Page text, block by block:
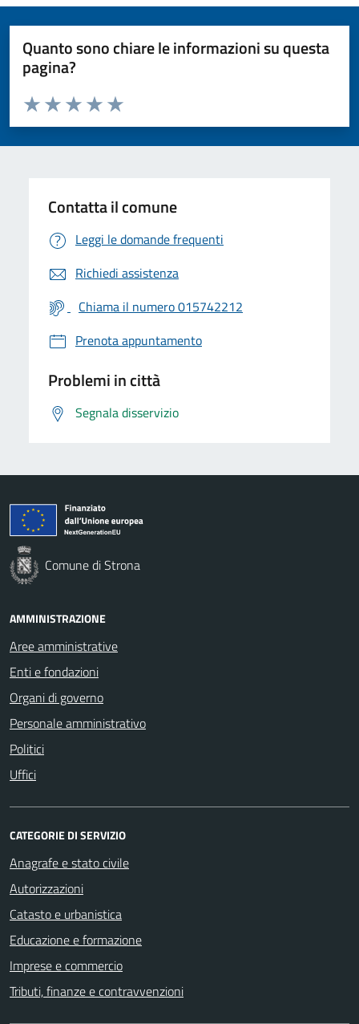
Quanto sono chiare le informazioni su questa
pagina?
Valuta da 1 a 5 stelle la pagina
Valuta 5 stelle su 5
Valuta 4 stelle su 5
Valuta 3 stelle su 5
Valuta 2 stelle su 5
Valuta 1 stelle su 5
Contatta il comune
Leggi le domande frequenti
Richiedi assistenza
Chiama il numero 015742212
Prenota appuntamento
Problemi in città
Segnala disservizio
Comune di Strona
AMMINISTRAZIONE
Aree amministrative
Enti e fondazioni
Organi di governo
Personale amministrativo
Politici
Uffici
CATEGORIE DI SERVIZIO
Anagrafe e stato civile
Autorizzazioni
Catasto e urbanistica
Educazione e formazione
Imprese e commercio
Tributi, finanze e contravvenzioni